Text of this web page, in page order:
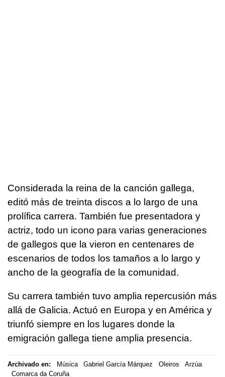
Considerada la reina de la canción gallega,
editó más de treinta discos a lo largo de una
prolífica carrera. También fue presentadora y
actriz, todo un icono para varias generaciones
de gallegos que la vieron en centenares de
escenarios de todos los tamaños a lo largo y
ancho de la geografía de la comunidad.
Su carrera también tuvo amplia repercusión más
allá de Galicia. Actuó en Europa y en América y
triunfó siempre en los lugares donde la
emigración gallega tiene amplia presencia.
Archivado en: Música Gabriel García Márquez Oleiros
Arzúa
Comarca da Coruña